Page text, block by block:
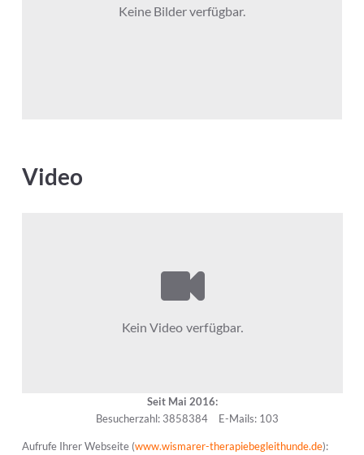
Keine Bilder verfügbar.
Video
Seit Mai 2016:
Besucherzahl: 3858384
E-Mails: 103
Aufrufe Ihrer Webseite (www.wismarer-therapiebegleithunde.de):